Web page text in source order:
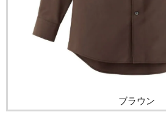
ブラウン